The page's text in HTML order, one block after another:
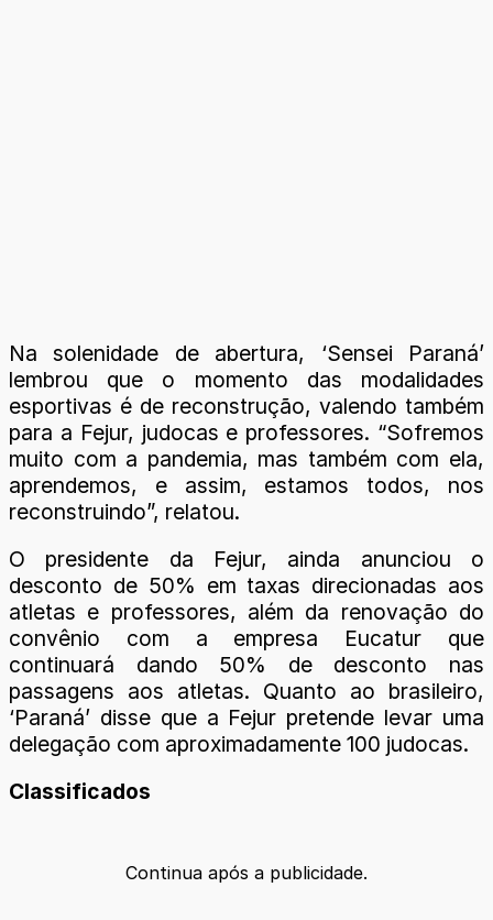
Na solenidade de abertura, ‘Sensei Paraná’
lembrou que o momento das modalidades
esportivas é de reconstrução, valendo também
para a Fejur, judocas e professores. “Sofremos
muito com a pandemia, mas também com ela,
aprendemos, e assim, estamos todos, nos
reconstruindo”, relatou.
O presidente da Fejur, ainda anunciou o
desconto de 50% em taxas direcionadas aos
atletas e professores, além da renovação do
convênio com a empresa Eucatur que
continuará dando 50% de desconto nas
passagens aos atletas. Quanto ao brasileiro,
‘Paraná’ disse que a Fejur pretende levar uma
delegação com aproximadamente 100 judocas.
Classificados
Continua após a publicidade.